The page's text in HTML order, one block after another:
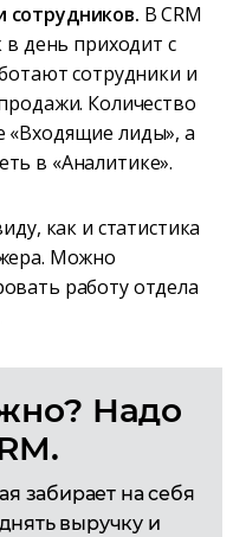
сотрудников. В CRM
в день приходит с
сотрудники и
Количество
«Входящие лиды», а
в «Аналитике».
как и статистика
Можно
работу отдела
Надо
забирает на себя
выручку и